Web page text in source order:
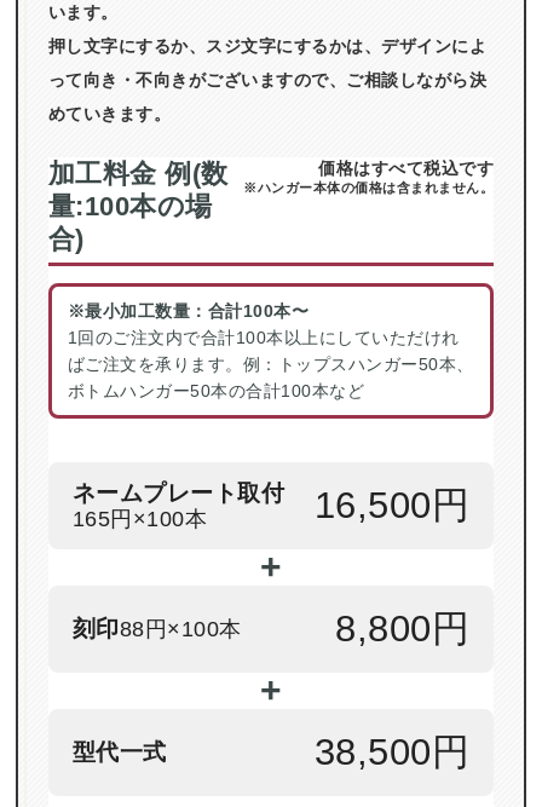
います。
押し文字にするか、スジ文字にするかは、デザインによ
って向き・不向きがございますので、ご相談しながら決
めていきます。
加工料金 例(数
量:100本の場
合)
価格はすべて税込です
※ハンガー本体の価格は含まれません。
※最小加工数量：合計100本〜
1回のご注文内で合計100本以上にしていただけれ
ばご注文を承ります。例：トップスハンガー50本、
ボトムハンガー50本の合計100本など
ネームプレート取付
165円×100本 16,500円
+
刻印88円×100本 8,800円
+
型代一式 38,500円